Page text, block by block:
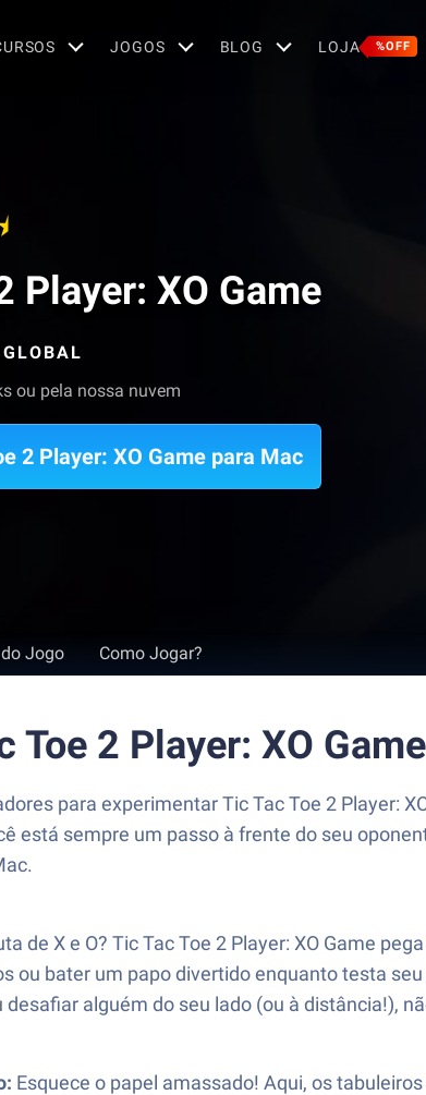
JOGOS BLOG LOJA %OFF
Player: XO Game
ou pela nossa nuvem
2 Player: XO Game para Mac
Jogo Como Jogar?
Toe 2 Player: XO
para experimentar Tic Tac Toe 2 Player:
está sempre um passo à frente do seu
de X e O? Tic Tac Toe 2 Player: XO Game
ou bater um papo divertido enquanto testa
desafiar alguém do seu lado (ou à distância!),
Esquece o papel amassado! Aqui, os